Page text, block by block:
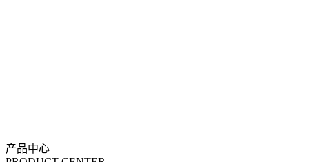
产品中心